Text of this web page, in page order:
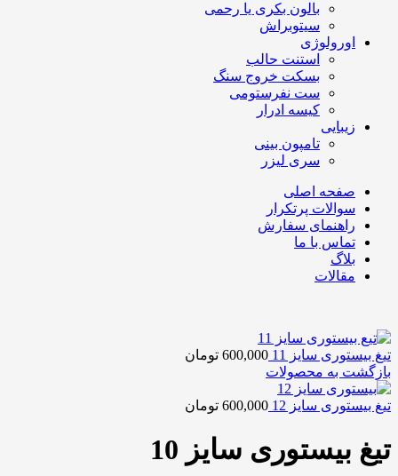
بالون بکری یا رحمی
سیتوبراش
اورولوژی
استنت حالب
بسکت خروج سنگ
ست نفرستومی
کیسه ادرار
زیبایی
تامپون بینی
سری لیزر
صفحه اصلی
سوالات پرتکرار
راهنمای سفارش
تماس با ما
بلاگ
مقالات
تیغ بیستوری سایز 11 600,000 تومان
بازگشت به محصولات
تیغ بیستوری سایز 12 600,000 تومان
تیغ بیستوری سایز 10